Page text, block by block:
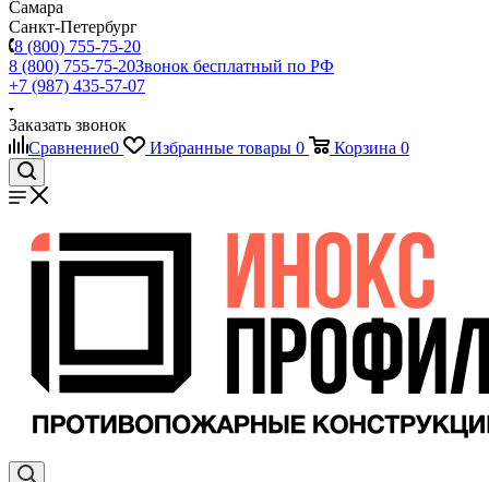
Самара
Санкт-Петербург
8 (800) 755-75-20
8 (800) 755-75-20Звонок бесплатный по РФ
+7 (987) 435-57-07
Заказать звонок
Сравнение0 Избранные товары 0 Корзина 0